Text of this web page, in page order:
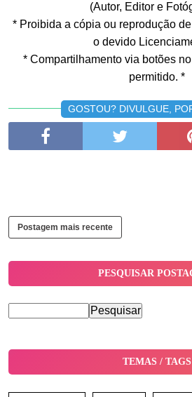
(Autor, Editor e
* Proibida a cópia ou reprodução
o devido
* Compartilhamento via botões
permitido. *
GOSTOU? DIVULGUE,
Postagem mais recente
PESQUISAR
TEMAS / TAGS